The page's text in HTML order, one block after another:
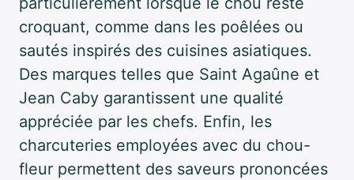
croquant, comme dans les poêlées ou
sautés inspirés des cuisines asiatiques.
Des marques telles que Saint Agaûne et
Jean Caby garantissent une qualité
appréciée par les chefs. Enfin, les
charcuteries employées avec du chou-
fleur permettent des saveurs prononcées